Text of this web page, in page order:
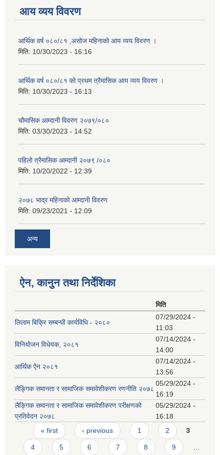
आय व्यय विवरण
आर्थिक वर्ष ०८०/८१ ,असोज महिनाको आय व्यय विवरण ।
मिति: 10/30/2023 - 16:16
आर्थिक वर्ष ०८०/८१ को प्रथम त्रैमासिक आय व्यय विवरण ।
मिति: 10/30/2023 - 16:13
चौमासिक आम्दानी विवरण २०७९/०८०
मिति: 03/30/2023 - 14:52
पहिलो त्रैमासिक आम्दानी २०७९ /०८०
मिति: 10/20/2022 - 12:39
२०७८ भाद्र महिनाकाे आम्दानी विवरण
मिति: 09/23/2021 - 12:09
अन्य
ऐन, कानुन तथा निर्देशिका
मिति
लिलाम बिक्रि सम्बन्धी कार्यविधि - २०८०
07/29/2024 -
11:03
विनियोजन विधेयक, २०८१
07/14/2024 -
14:00
आर्थिक ऐन २०८१
07/14/2024 -
13:56
लैङ्गिक समानता र सामाजिक समावेशीकरण रणनीति २०७८
05/29/2024 -
16:19
लैङ्गिक समानता र सामाजिक समावेशीकरण परीक्षणको
प्रतिवेदन २०७८
05/29/2024 -
16:18
Pages
« first ‹ previous 1 2 3
4 5 6 7 8 9